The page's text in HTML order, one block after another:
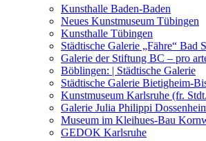
Was seither geschah
Kunstwettbewerbe,
Kunsthalle Baden-Baden
Neues Kunstmuseum Tübingen
Kunsthalle Tübingen
Städtische Galerie „Fähre“ Bad
Galerie der Stiftung BC – pro
Böblingen: | Städtische Galerie
Städtische Galerie Bietigheim-
Kunstmuseum Karlsruhe (fr.
Galerie Julia Philippi
Museum im Kleihues-Bau
GEDOK Karlsruhe